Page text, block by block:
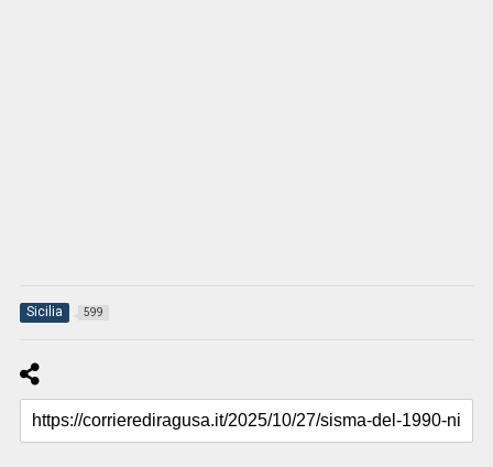
Sicilia 599